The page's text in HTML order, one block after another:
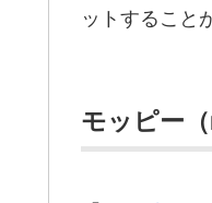
ットすること
モッピー